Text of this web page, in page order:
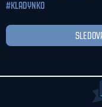
#KLADYNKO